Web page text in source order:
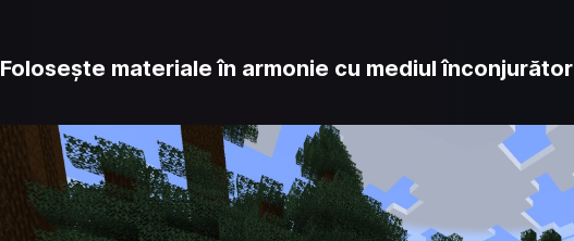
Folosește materiale în armonie cu mediul înconjurător